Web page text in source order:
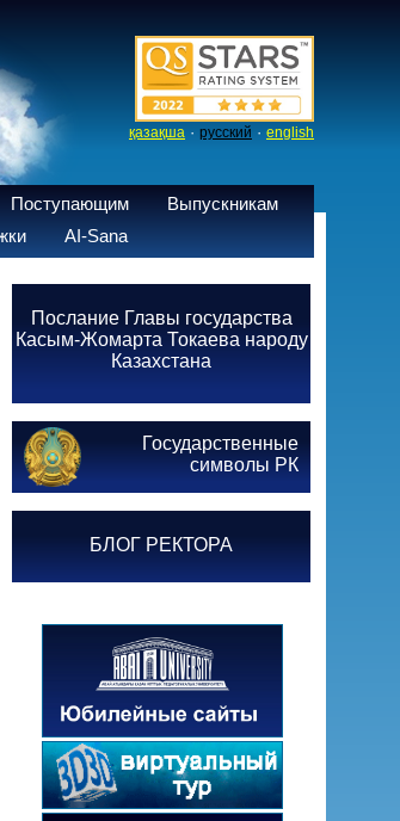
қазақша · русский · english
Поступающим
Выпускникам
AI-Sana
Послание Главы государства
Касым-Жомарта Токаева народу
Казахстана
Государственные
символы РК
БЛОГ РЕКТОРА